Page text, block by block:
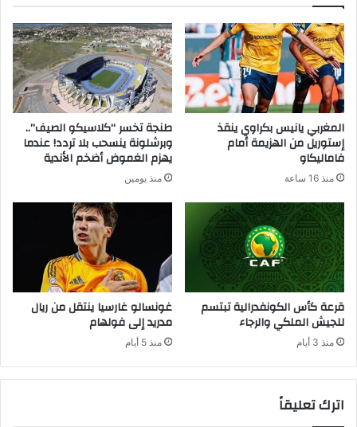
المغربي يانيس بكراوي ينقذ
إستوريل من الهزيمة أمام
فاماليكاو
منذ 16 ساعة
طنجة تخسر “كلاسيكو الصيف”..
وبرشلونة ينسحب بلا تردد! عندما
يهزم الغموض أضخم الأندية
منذ يومين
قرعة كأس الكونفدرالية تبتسم
للجيش الملكي والرجاء
منذ 3 أيام
غونسالو غارسيا ينتقل من ريال
مدريد إلى فولهام
منذ 5 أيام
اترك تعليقاً